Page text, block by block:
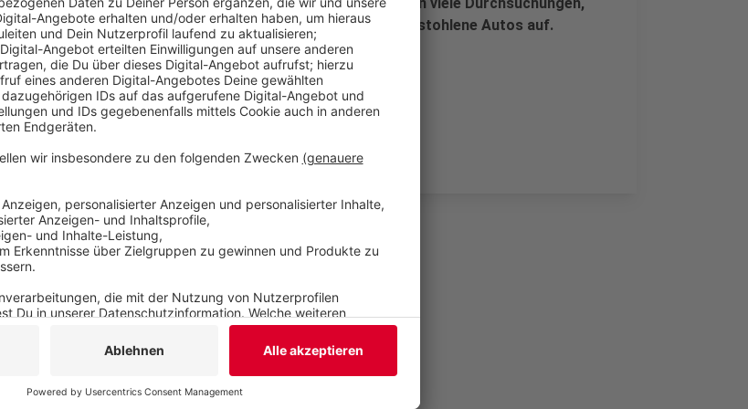
auch in Wuppertal. Dabei tauchten noch mehr mutmaßlich gestohlene Autos auf.
Veröffentlicht: Donnerstag, 05.02.2026 15:16
Anzeige